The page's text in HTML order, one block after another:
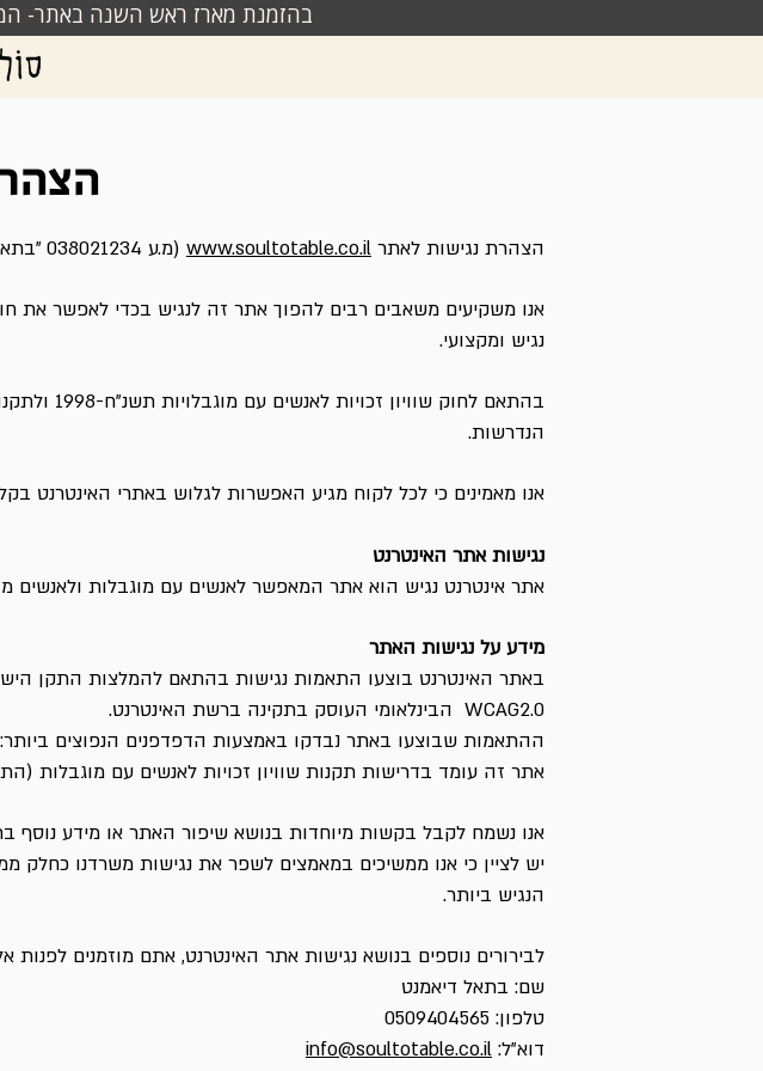
בהזמנת מארז ראש השנה באתר- המארזים
הצהרת נגישות לאתר www.soultotable.co.il (מ.ע 038021234 "בתאל דיאמנט")
אנו משקיעים משאבים רבים להפוך אתר זה לנגיש בכדי לאפשר את
נגיש ומקצועי.
בהתאם
הנדרשות.
אנו מאמינים כי לכל לקוח מגיע האפשרות לגלוש באתרי האינטרנט
נגישות אתר האינטרנט
אתר אינטרנט נגיש הוא אתר המאפשר לאנשים עם מוגבלות ולאנשים
מידע על נגישות האתר
WCAG2.0 הבינלאומי העוסק בתקינה ברשת האינטרנט.
ההתאמות שבוצעו באתר נבדקו באמצעות הדפדפנים הנפוצים ביותר:
אתר זה עומד בדרישות תקנות שוויון זכויות לאנשים עם מוגבלות
אנו נשמח לקבל בקשות מיוחדות בנושא שיפור האתר או מידע נוסף
יש לציין כי אנו ממשיכים במאמצים לשפר את נגישות משרדנו כחלק
הנגיש ביותר.
לבירורים נוספים בנושא נגישות אתר האינטרנט, אתם מוזמנים לפנות
שם: בתאל דיאמנט
טלפון: 0509404565
דוא”ל: info@soultotable.co.il